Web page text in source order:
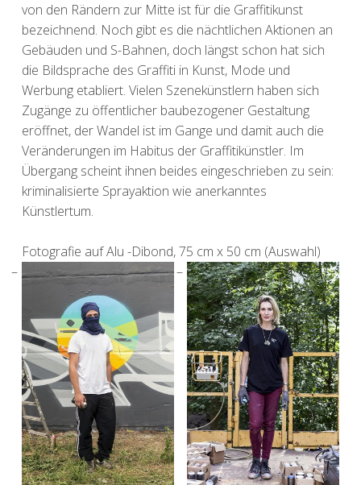
von den Rändern zur Mitte ist für die Graffitikunst
bezeichnend. Noch gibt es die nächtlichen Aktionen an
Gebäuden und S-Bahnen, doch längst schon hat sich
die Bildsprache des Graffiti in Kunst, Mode und
Werbung etabliert. Vielen Szenekünstlern haben sich
Zugänge zu öffentlicher baubezogener Gestaltung
eröffnet, der Wandel ist im Gange und damit auch die
Veränderungen im Habitus der Graffitikünstler. Im
Übergang scheint ihnen beides eingeschrieben zu sein:
kriminalisierte Sprayaktion wie anerkanntes
Künstlertum.
Fotografie auf Alu -Dibond, 75 cm x 50 cm (Auswahl)